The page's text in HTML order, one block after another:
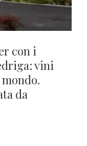
con i
vini
da